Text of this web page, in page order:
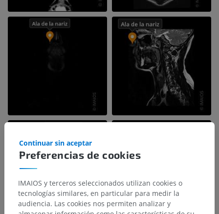
Preferencias de cookies
Continuar sin aceptar
IMAIOS y terceros seleccionados utilizan cookies o
tecnologías similares, en particular para medir la
audiencia. Las cookies nos permiten analizar y